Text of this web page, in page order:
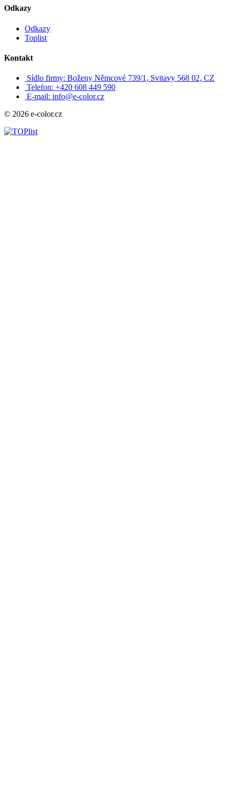
Odkazy
Odkazy
Toplist
Kontakt
Sídlo firmy: Boženy Němcové 739/1, Svitavy 568 02, CZ
Telefon: +420 608 449 590
E-mail: info@e-color.cz
© 2026 e-color.cz